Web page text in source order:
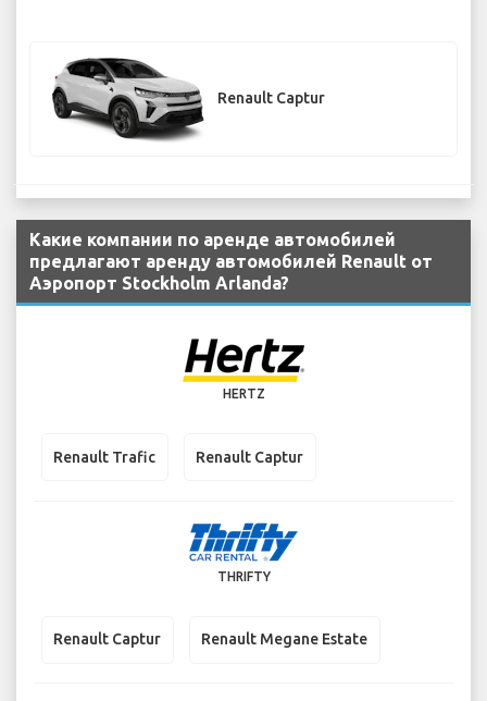
Renault Captur
Какие компании по аренде автомобилей
предлагают аренду автомобилей Renault от
Аэропорт Stockholm Arlanda?
HERTZ
Renault Trafic Renault Captur
THRIFTY
Renault Captur Renault Megane Estate